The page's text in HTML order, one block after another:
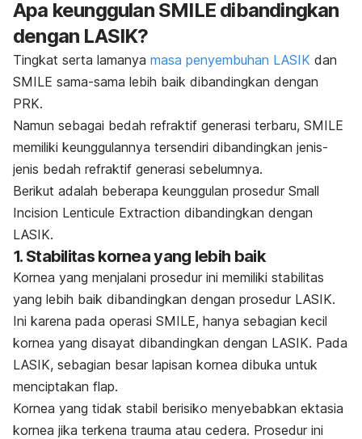
Apa keunggulan SMILE dibandingkan
dengan LASIK?
Tingkat serta lamanya masa penyembuhan LASIK dan
SMILE sama-sama lebih baik dibandingkan dengan
PRK.
Namun sebagai bedah refraktif generasi terbaru, SMILE
memiliki keunggulannya tersendiri dibandingkan jenis-
jenis bedah refraktif generasi sebelumnya.
Berikut adalah beberapa keunggulan prosedur Small
Incision Lenticule Extraction dibandingkan dengan
LASIK.
1. Stabilitas kornea yang lebih baik
Kornea yang menjalani prosedur ini memiliki stabilitas
yang lebih baik dibandingkan dengan prosedur LASIK.
Ini karena pada operasi SMILE, hanya sebagian kecil
kornea yang disayat dibandingkan dengan LASIK. Pada
LASIK, sebagian besar lapisan kornea dibuka untuk
menciptakan flap.
Kornea yang tidak stabil berisiko menyebabkan ektasia
kornea jika terkena trauma atau cedera. Prosedur ini